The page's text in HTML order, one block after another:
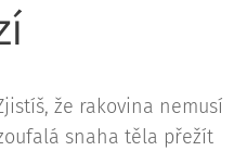
že rakovina nemusí
snaha těla přežít